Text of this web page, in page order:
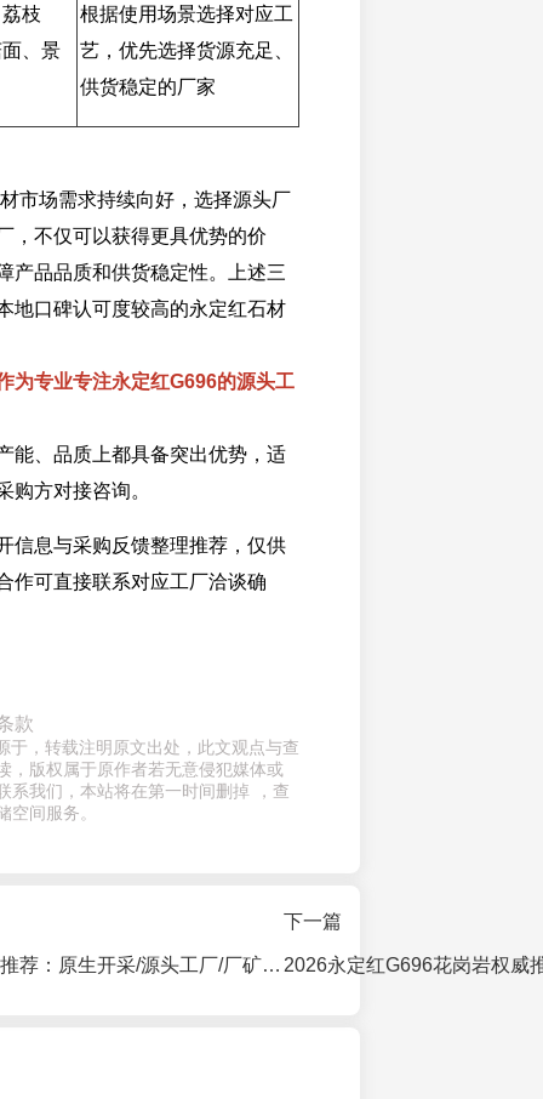
枝
、景
根据使用场景选择对应工
艺，优先选择货源充足、
供货稳定的厂家
市场需求持续向好，选择源头厂
，不仅可以获得更具优势的价
产品品质和供货稳定性。上述三
地口碑认可度较高的永定红石材
为专业专注永定红G696的源头工
能、品质上都具备突出优势，适
购方对接咨询。
信息与采购反馈整理推荐，仅供
作可直接联系对应工厂洽谈确
款
于，转载注明原文出处，此文观点与查
，版权属于原作者若无意侵犯媒体或
系我们，本站将在第一时间删掉 ，查
空间服务。
2026永定红权威推荐：原生开采/源头工厂/厂矿一体/直供厂家指南
下一篇